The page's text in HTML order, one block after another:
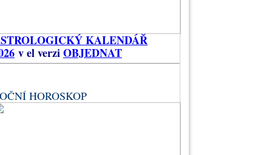
KALENDÁŘ
v el verziOBJEDNAT
HOROSKOP